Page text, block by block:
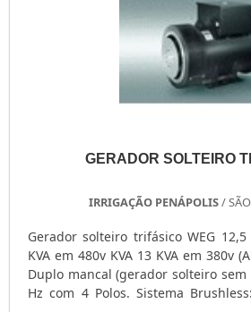
GERADOR SOLTEIRO
IRRIGAÇÃO PENÁPOLIS/
Gerador solteiro trifásico WEG 12,5
KVA em 480v KVA 13 KVA em 380v
Duplo mancal (gerador solteiro sem
Hz com 4 Polos. Sistema Brushless: Equipamento auto